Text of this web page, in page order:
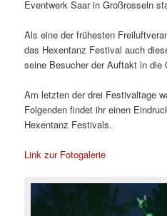
Eventwerk Saar in Großrosseln
Als eine der frühesten
das Hexentanz Festival auch
seine Besucher der Auftakt in die
Am letzten der drei Festivaltage
Folgenden findet ihr einen
Hexentanz Festivals.
Link zur Fotogalerie